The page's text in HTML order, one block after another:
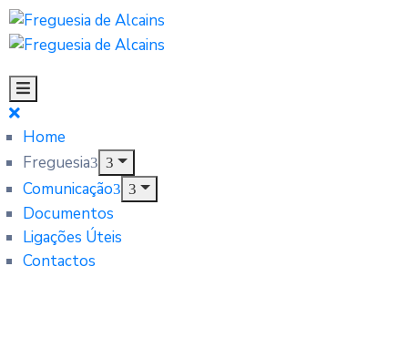
Home
Freguesia
Comunicação
Documentos
Ligações Úteis
Contactos